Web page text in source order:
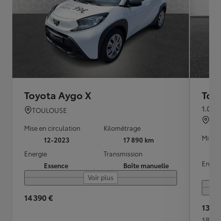
Toyota Aygo X
TOULOUSE
Mise en circulation
12-2023
Kilométrage
17 890 km
Energie
Essence
Transmission
Boîte manuelle
Voir plus
14 390 €
1.0
Mise
13